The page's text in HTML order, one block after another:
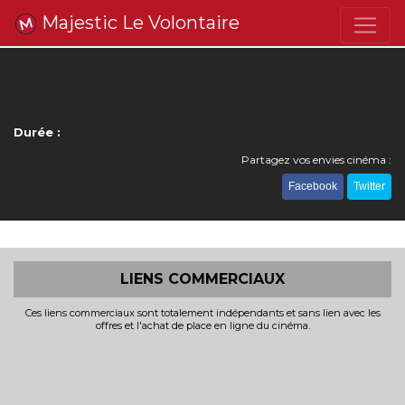
Majestic Le Volontaire
Durée :
Partagez vos envies cinéma :
Facebook Twitter
LIENS COMMERCIAUX
Ces liens commerciaux sont totalement indépendants et sans lien avec les
offres et l'achat de place en ligne du cinéma.